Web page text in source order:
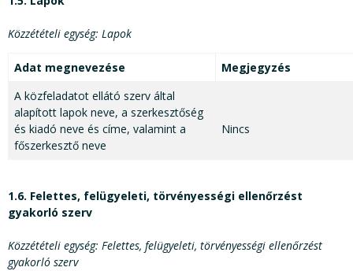
Közzétételi egység: Lapok
Adat megnevezése
Megjegyzés
A közfeladatot ellátó szerv által
alapított lapok neve, a szerkesztőség
és kiadó neve és címe, valamint a
főszerkesztő neve
Nincs
1.6. Felettes, felügyeleti, törvényességi ellenőrzést
gyakorló szerv
Közzétételi egység: Felettes, felügyeleti, törvényességi ellenőrzést
gyakorló szerv